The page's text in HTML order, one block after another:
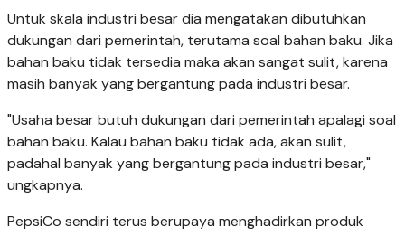
Untuk skala industri besar dia mengatakan dibutuhkan
dukungan dari pemerintah, terutama soal bahan baku. Jika
bahan baku tidak tersedia maka akan sangat sulit, karena
masih banyak yang bergantung pada industri besar.
"Usaha besar butuh dukungan dari pemerintah apalagi soal
bahan baku. Kalau bahan baku tidak ada, akan sulit,
padahal banyak yang bergantung pada industri besar,"
ungkapnya.
PepsiCo sendiri terus berupaya menghadirkan produk